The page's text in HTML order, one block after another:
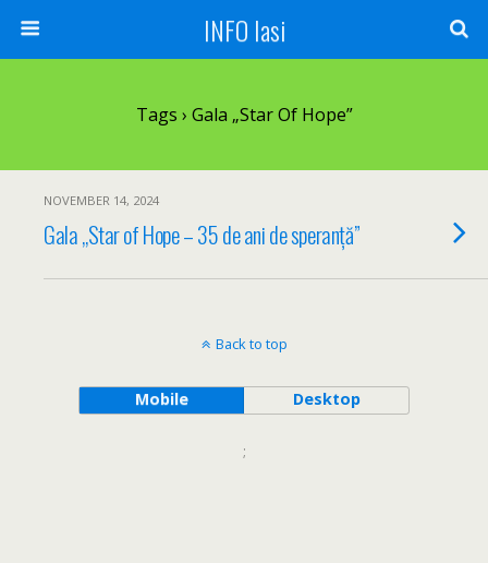
INFO Iasi
Tags › Gala „Star Of Hope”
NOVEMBER 14, 2024
Gala „Star of Hope – 35 de ani de speranță”
Back to top
Mobile Desktop
;